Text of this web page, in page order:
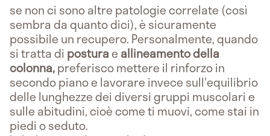
se non ci sono altre patologie correlate (così
sembra da quanto dici), è sicuramente
possibile un recupero. Personalmente, quando
si tratta di posturae allineamento della
colonna,preferisco mettere il rinforzo in
secondo piano e lavorare invece sull'equilibrio
delle lunghezze dei diversi gruppi muscolari e
sulle abitudini, cioè come ti muovi, come stai in
piedi o seduto.